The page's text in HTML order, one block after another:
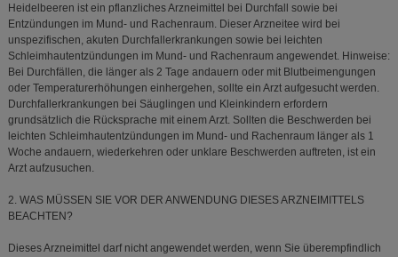
Heidelbeeren ist ein pflanzliches Arzneimittel bei Durchfall sowie bei
Entzündungen im Mund- und Rachenraum. Dieser Arzneitee wird bei
unspezifischen, akuten Durchfallerkrankungen sowie bei leichten
Schleimhautentzündungen im Mund- und Rachenraum angewendet. Hinweise:
Bei Durchfällen, die länger als 2 Tage andauern oder mit Blutbeimengungen
oder Temperaturerhöhungen einhergehen, sollte ein Arzt aufgesucht werden.
Durchfallerkrankungen bei Säuglingen und Kleinkindern erfordern
grundsätzlich die Rücksprache mit einem Arzt. Sollten die Beschwerden bei
leichten Schleimhautentzündungen im Mund- und Rachenraum länger als 1
Woche andauern, wiederkehren oder unklare Beschwerden auftreten, ist ein
Arzt aufzusuchen.
2. WAS MÜSSEN SIE VOR DER ANWENDUNG DIESES ARZNEIMITTELS
BEACHTEN?
Dieses Arzneimittel darf nicht angewendet werden, wenn Sie überempfindlich